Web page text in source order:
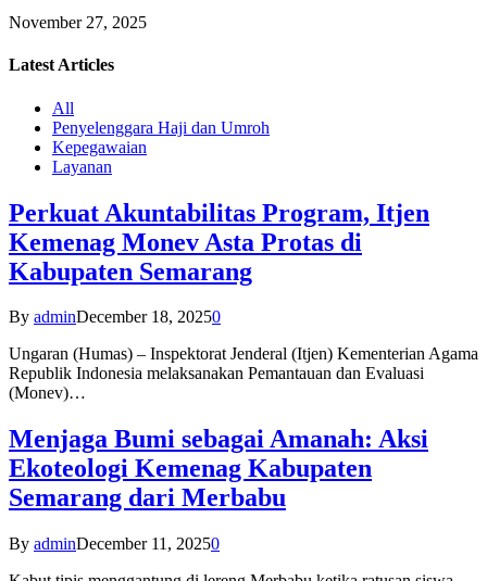
November 27, 2025
Latest Articles
All
Penyelenggara Haji dan Umroh
Kepegawaian
Layanan
Perkuat Akuntabilitas Program, Itjen
Kemenag Monev Asta Protas di
Kabupaten Semarang
By adminDecember 18, 20250
Ungaran (Humas) – Inspektorat Jenderal (Itjen) Kementerian Agama
Republik Indonesia melaksanakan Pemantauan dan Evaluasi
(Monev)…
Menjaga Bumi sebagai Amanah: Aksi
Ekoteologi Kemenag Kabupaten
Semarang dari Merbabu
By adminDecember 11, 20250